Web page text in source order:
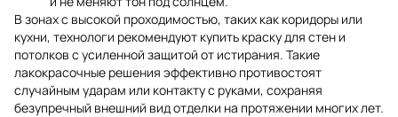
В зонах с высокой проходимостью, таких как коридоры или
кухни, технологи рекомендуют купить краску для стен и
потолков с усиленной защитой от истирания. Такие
лакокрасочные решения эффективно противостоят
случайным ударам или контакту с руками, сохраняя
безупречный внешний вид отделки на протяжении многих лет.